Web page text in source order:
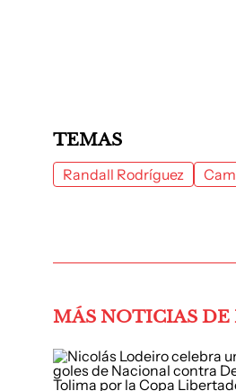
TEMAS
Randall Rodríguez
MÁS NOTICIAS DE